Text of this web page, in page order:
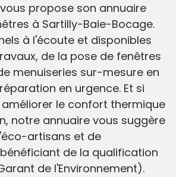
propose son annuaire
à Sartilly-Baie-Bocage.
à l'écoute et disponibles
de la pose de fenêtres
menuiseries sur-mesure en
en urgence. Et si
le confort thermique
notre annuaire vous suggère
artisans et de
de la qualification
de l'Environnement).